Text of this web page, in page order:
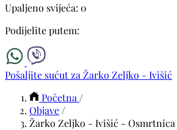
Upaljeno svijeća: 0
Podijelite putem:
Pošaljite sućut za Žarko Zeljko - Ivišić
Početna /
Objave /
Žarko Zeljko - Ivišić - Osmrtnica